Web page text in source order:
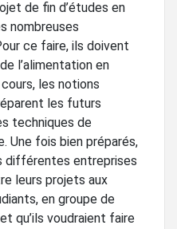
de fin d’études en
nombreuses
ce faire, ils doivent
l’alimentation en
les notions
les futurs
techniques de
Une fois bien préparés,
différentes entreprises
leurs projets aux
en groupe de
qu’ils voudraient faire